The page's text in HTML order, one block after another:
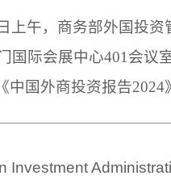
上午，商务部外国投
国际会展中心401会议
中国外商投资报告
Investment